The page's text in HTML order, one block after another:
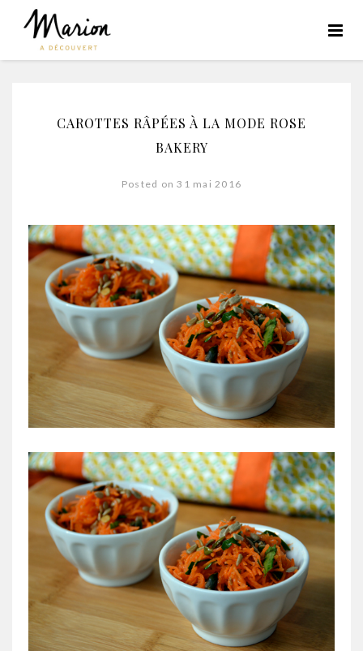
CAROTTES RÂPÉES À LA MODE ROSE
BAKERY
Posted on 31 mai 2016